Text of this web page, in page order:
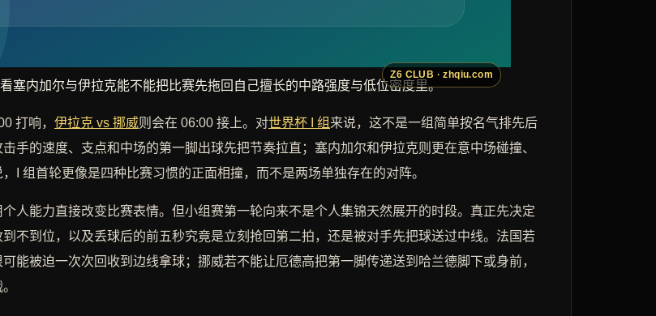
塞内加尔与伊拉克能不能把比赛先拖回自己擅长的中路强度与低位密度里。
打响， 伊拉克 vs 挪威则会在 06:00 接上。对世界杯 I 组 来说，这不是一组简单按名气排先后
手的速度、支点和中场的第一脚出球先把节奏拉直；塞内加尔和伊拉克则更在意中场碰撞、
I 组首轮更像是四种比赛习惯的正面相撞，而不是两场单独存在的对阵。
人能力直接改变比赛表情。但小组赛第一轮向来不是个人集锦天然展开的时段。真正先决定
不到位，以及丢球后的前五秒究竟是立刻抢回第二拍，还是被对手先把球送过中线。法国若
能被迫一次次回收到边线拿球；挪威若不能让厄德高把第一脚传递送到哈兰德脚下或身前，